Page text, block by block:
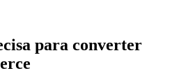
para converter